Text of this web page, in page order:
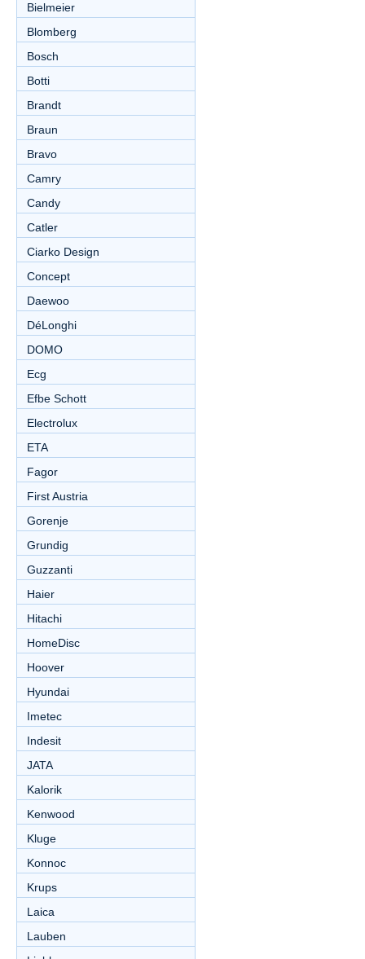
Bielmeier
Blomberg
Bosch
Botti
Brandt
Braun
Bravo
Camry
Candy
Catler
Ciarko Design
Concept
Daewoo
DéLonghi
DOMO
Ecg
Efbe Schott
Electrolux
ETA
Fagor
First Austria
Gorenje
Grundig
Guzzanti
Haier
Hitachi
HomeDisc
Hoover
Hyundai
Imetec
Indesit
JATA
Kalorik
Kenwood
Kluge
Konnoc
Krups
Laica
Lauben